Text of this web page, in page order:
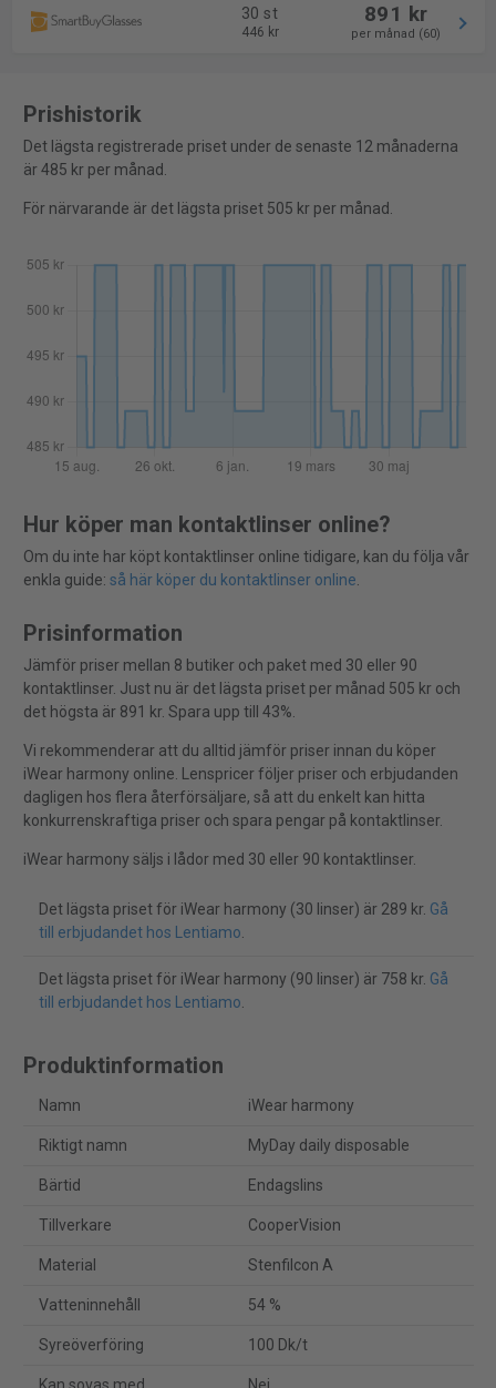
30 st
446 kr
891 kr
per månad (60)
Prishistorik
Det lägsta registrerade priset under de senaste 12 månaderna
är 485 kr per månad.
För närvarande är det lägsta priset 505 kr per månad.
Hur köper man kontaktlinser online?
Om du inte har köpt kontaktlinser online tidigare, kan du följa vår
enkla guide: så här köper du kontaktlinser online.
Prisinformation
Jämför priser mellan 8 butiker och paket med 30 eller 90
kontaktlinser. Just nu är det lägsta priset per månad 505 kr och
det högsta är 891 kr. Spara upp till 43%.
Vi rekommenderar att du alltid jämför priser innan du köper
iWear harmony online. Lenspricer följer priser och erbjudanden
dagligen hos flera återförsäljare, så att du enkelt kan hitta
konkurrenskraftiga priser och spara pengar på kontaktlinser.
iWear harmony säljs i lådor med 30 eller 90 kontaktlinser.
Det lägsta priset för iWear harmony (30 linser) är 289 kr. Gå
till erbjudandet hos Lentiamo.
Det lägsta priset för iWear harmony (90 linser) är 758 kr. Gå
till erbjudandet hos Lentiamo.
Produktinformation
Namn iWear harmony
Riktigt namn MyDay daily disposable
Bärtid Endagslins
Tillverkare CooperVision
Material Stenfilcon A
Vatteninnehåll 54 %
Syreöverföring 100 Dk/t